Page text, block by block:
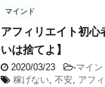
マインド
アフィリエイト初心
いは捨てよ】
2020/03/23 -マイン
稼げない, 不安, アフ